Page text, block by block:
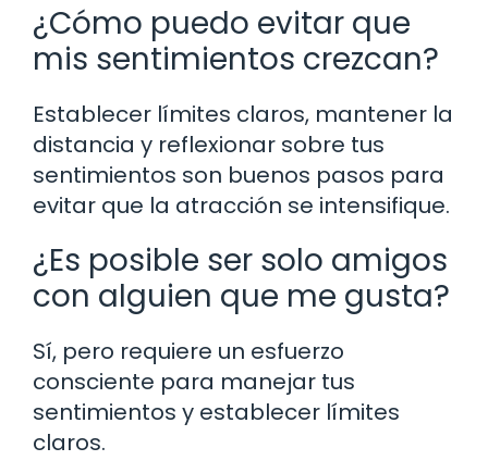
¿Cómo puedo evitar que
mis sentimientos crezcan?
Establecer límites claros, mantener la
distancia y reflexionar sobre tus
sentimientos son buenos pasos para
evitar que la atracción se intensifique.
¿Es posible ser solo amigos
con alguien que me gusta?
Sí, pero requiere un esfuerzo
consciente para manejar tus
sentimientos y establecer límites
claros.